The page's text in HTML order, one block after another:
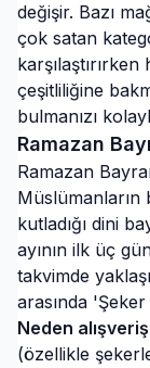
değişir. Bazı
çok satan
çeşitliliğine
bulmanızı
Ramazan
Ramazan
Müslümanların
kutladığı dini
ayının ilk üç
takvimde
arasında
Neden
(özellikle